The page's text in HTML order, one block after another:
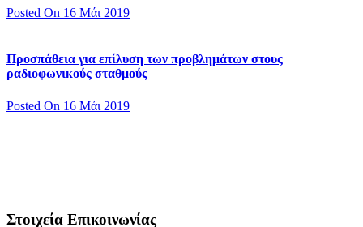
Posted On 16 Μάι 2019
Προσπάθεια για επίλυση των προβλημάτων στους
ραδιοφωνικούς σταθμούς
Posted On 16 Μάι 2019
Στοιχεία Επικοινωνίας